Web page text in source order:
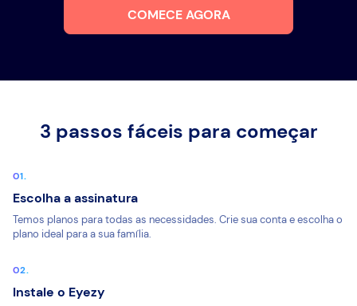
COMECE AGORA
3 passos fáceis para começar
Escolha a assinatura
Temos planos para todas as necessidades. Crie sua conta e escolha o
plano ideal para a sua família.
Instale o Eyezy